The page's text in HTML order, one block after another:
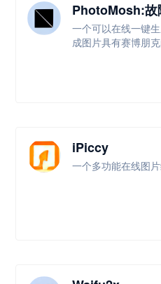
PhotoMosh:故
一个可以在线一键
成图片具有赛博朋
iPiccy
一个多功能在线图